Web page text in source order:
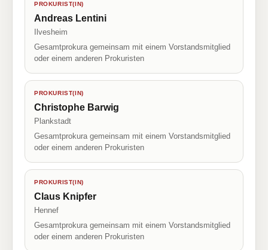
PROKURIST(IN)
Andreas Lentini
Ilvesheim
Gesamtprokura gemeinsam mit einem Vorstandsmitglied
oder einem anderen Prokuristen
PROKURIST(IN)
Christophe Barwig
Plankstadt
Gesamtprokura gemeinsam mit einem Vorstandsmitglied
oder einem anderen Prokuristen
PROKURIST(IN)
Claus Knipfer
Hennef
Gesamtprokura gemeinsam mit einem Vorstandsmitglied
oder einem anderen Prokuristen